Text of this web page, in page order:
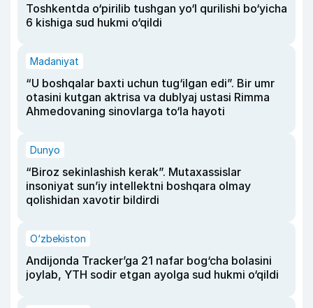
Toshkentda o‘pirilib tushgan yo‘l qurilishi bo‘yicha
6 kishiga sud hukmi o‘qildi
Madaniyat
“U boshqalar baxti uchun tug‘ilgan edi”. Bir umr
otasini kutgan aktrisa va dublyaj ustasi Rimma
Ahmedovaning sinovlarga to‘la hayoti
Dunyo
“Biroz sekinlashish kerak”. Mutaxassislar
insoniyat sun’iy intellektni boshqara olmay
qolishidan xavotir bildirdi
O‘zbekiston
Andijonda Tracker’ga 21 nafar bog‘cha bolasini
joylab, YTH sodir etgan ayolga sud hukmi o‘qildi